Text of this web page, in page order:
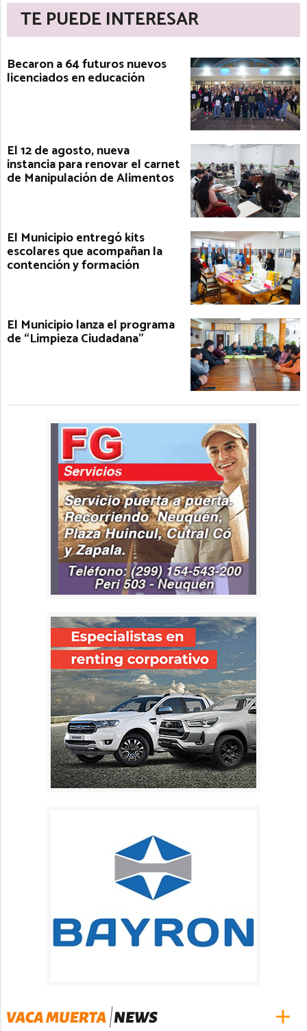
TE PUEDE INTERESAR
Becaron a 64 futuros nuevos
licenciados en educación
El 12 de agosto, nueva
instancia para renovar el carnet
de Manipulación de Alimentos
El Municipio entregó kits
escolares que acompañan la
contención y formación
El Municipio lanza el programa
de “Limpieza Ciudadana”